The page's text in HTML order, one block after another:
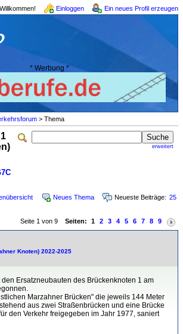
Willkommen! Einloggen Ein neues Profil erzeugen
* Werbung *
> Thema
erweitert
Neues Thema Neueste Beiträge: 25
Seite 1 von 9 Seiten: 1 2 3 4 5 6 7 8 9
Knoten) 2022-2025
Ersatzneubauten des Brückenknoten 1 am
Marzahner Brücken" die jeweils 144 Meter
aus zwei Straßenbrücken und eine Brücke
den Verkehr freigegeben im Jahr 1977, saniert